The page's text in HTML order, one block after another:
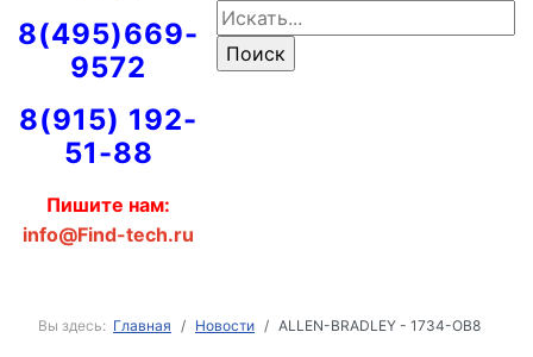
8(495)669-
9572
8(915) 192-
51-88
Пишите нам:
info@Find-tech.ru
Вы здесь: Главная Новости ALLEN-BRADLEY - 1734-OB8